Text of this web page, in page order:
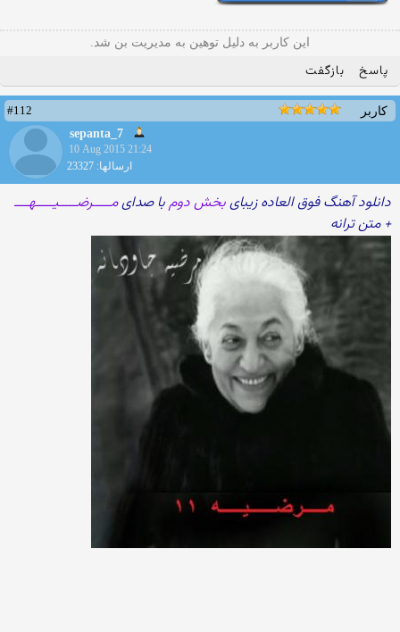
این کاربر به دلیل توهین به مدیریت بن شد.
پاسخ بازگفت
کاربر
#112
sepanta_7
10 Aug 2015 21:24
ارسالها: 23327
دانلود آهنگ فوق العاده زیبایبخش دومبا صدایمـــــرضـــــیـــــهــــ
+ متن ترانه